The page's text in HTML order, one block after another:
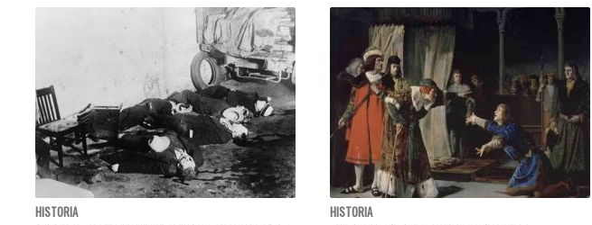
HISTORIA
HISTORIA